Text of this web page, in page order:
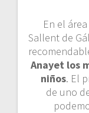
En el
Sallent de
Anayet los
niños. El
de uno